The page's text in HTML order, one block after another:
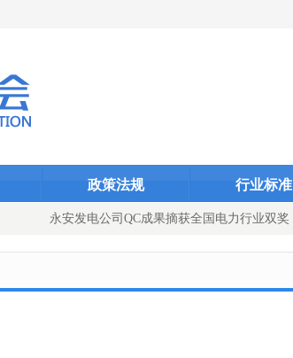
政策法规 行业标准
永安发电公司QC成果摘获全国电力行业双奖